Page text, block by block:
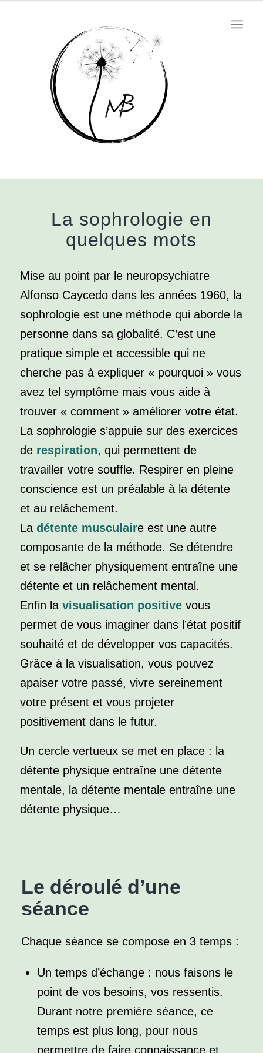
La sophrologie en
quelques mots
Mise au point par le neuropsychiatre
Alfonso Caycedo dans les années 1960, la
sophrologie est une méthode qui aborde la
personne dans sa globalité. C’est une
pratique simple et accessible qui ne
cherche pas à expliquer « pourquoi » vous
avez tel symptôme mais vous aide à
trouver « comment » améliorer votre état.
La sophrologie s’appuie sur des exercices
de respiration, qui permettent de
travailler votre souffle. Respirer en pleine
conscience est un préalable à la détente
et au relâchement.
La détente musculaire est une autre
composante de la méthode. Se détendre
et se relâcher physiquement entraîne une
détente et un relâchement mental.
Enfin la visualisation positivevous
permet de vous imaginer dans l’état positif
souhaité et de développer vos capacités.
Grâce à la visualisation, vous pouvez
apaiser votre passé, vivre sereinement
votre présent et vous projeter
positivement dans le futur.
Un cercle vertueux se met en place : la
détente physique entraîne une détente
mentale, la détente mentale entraîne une
détente physique…
Le déroulé d’une
séance
Chaque séance se compose en 3 temps :
Un temps d’échange : nous faisons le
point de vos besoins, vos ressentis.
Durant notre première séance, ce
temps est plus long, pour nous
permettre de faire connaissance et